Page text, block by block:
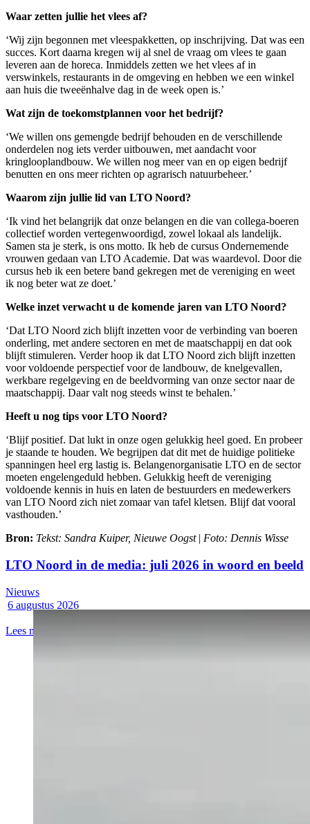
Waar zetten jullie het vlees af?
‘Wij zijn begonnen met vleespakketten, op inschrijving. Dat was een
succes. Kort daarna kregen wij al snel de vraag om vlees te gaan
leveren aan de horeca. Inmiddels zetten we het vlees af in
verswinkels, restaurants in de omgeving en hebben we een winkel
aan huis die tweeënhalve dag in de week open is.’
Wat zijn de toekomstplannen voor het bedrijf?
‘We willen ons gemengde bedrijf behouden en de verschillende
onderdelen nog iets verder uitbouwen, met aandacht voor
kringlooplandbouw. We willen nog meer van en op eigen bedrijf
benutten en ons meer richten op agrarisch natuurbeheer.’
Waarom zijn jullie lid van LTO Noord?
‘Ik vind het belangrijk dat onze belangen en die van collega-boeren
collectief worden vertegenwoordigd, zowel lokaal als landelijk.
Samen sta je sterk, is ons motto. Ik heb de cursus Ondernemende
vrouwen gedaan van LTO Academie. Dat was waardevol. Door die
cursus heb ik een betere band gekregen met de vereniging en weet
ik nog beter wat ze doet.’
Welke inzet verwacht u de komende jaren van LTO Noord?
‘Dat LTO Noord zich blijft inzetten voor de verbinding van boeren
onderling, met andere sectoren en met de maatschappij en dat ook
blijft stimuleren. Verder hoop ik dat LTO Noord zich blijft inzetten
voor voldoende perspectief voor de landbouw, de knelgevallen,
werkbare regelgeving en de beeldvorming van onze sector naar de
maatschappij. Daar valt nog steeds winst te behalen.’
Heeft u nog tips voor LTO Noord?
‘Blijf positief. Dat lukt in onze ogen gelukkig heel goed. En probeer
je staande te houden. We begrijpen dat dit met de huidige politieke
spanningen heel erg lastig is. Belangenorganisatie LTO en de sector
moeten engelengeduld hebben. Gelukkig heeft de vereniging
voldoende kennis in huis en laten de bestuurders en medewerkers
van LTO Noord zich niet zomaar van tafel kletsen. Blijf dat vooral
vasthouden.’
Bron: Tekst: Sandra Kuiper, Nieuwe Oogst| Foto: Dennis Wisse
LTO Noord in de media: juli 2026 in woord en beeld
6 augustus 2026
Lees meer
Nieuws